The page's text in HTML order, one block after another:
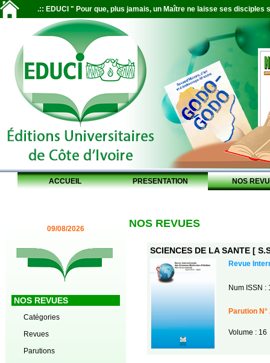
.:: EDUCI " Pour que, plus jamais, un Maître ne laisse ses disciples
ACCUEIL PRESENTATION NOS
09/08/2026
NOS REVUES
Catégories
Revues
Parutions
NOS REVUES
SCIENCES DE LA SANTE [
Revue
Num ISSN :
Parution N°
Volume : 16